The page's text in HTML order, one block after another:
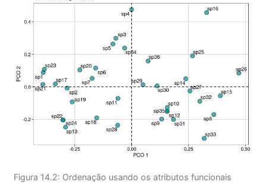
Figura 14.2: Ordenação usando os atributos funcionais